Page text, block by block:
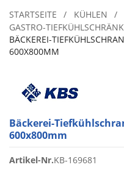
STARTSEITE KÜHLEN
GASTRO-
BÄCKEREI-
600X800MM
Bäckerei-
600x800mm
Artikel-Nr.KB-169681